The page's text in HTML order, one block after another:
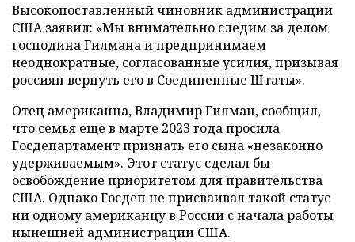
Высокопоставленный чиновник администрации
США заявил: «Мы внимательно следим за делом
господина Гилмана и предпринимаем
неоднократные, согласованные усилия, призывая
россиян вернуть его в Соединенные Штаты».
Отец американца, Владимир Гилман, сообщил,
что семья еще в марте 2023 года просила
Госдепартамент признать его сына «незаконно
удерживаемым». Этот статус сделал бы
освобождение приоритетом для правительства
США. Однако Госдеп не присваивал такой статус
ни одному американцу в России с начала работы
нынешней администрации США.